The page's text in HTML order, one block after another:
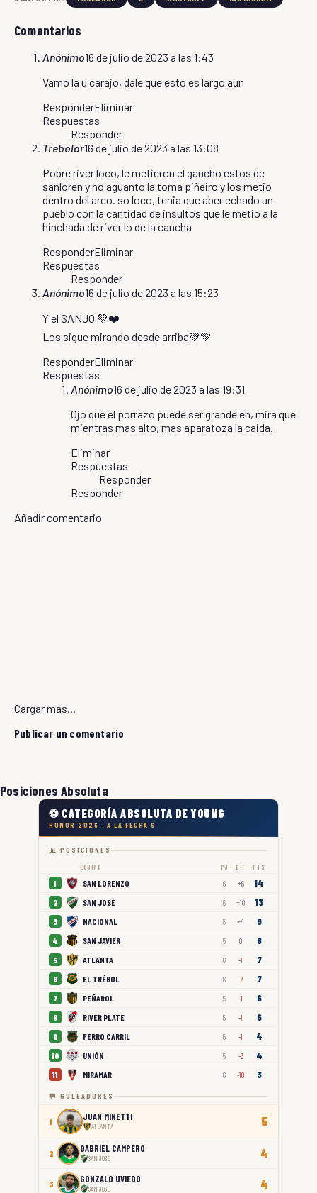
Comentarios
Anónimo16 de julio de 2023 a las 1:43
Vamo la u carajo, dale que esto es largo aun
ResponderEliminar
Respuestas
Responder
Trebolar16 de julio de 2023 a las 13:08
Pobre river loco, le metieron el gaucho estos de
sanloren y no aguanto la toma piñeiro y los metio
dentro del arco. so loco, tenia que aber echado un
pueblo con la cantidad de insultos que le metio a la
hinchada de river lo de la cancha
ResponderEliminar
Respuestas
Responder
Anónimo16 de julio de 2023 a las 15:23
Y el SANJO 💚❤️
Los sigue mirando desde arriba💚💚
ResponderEliminar
Respuestas
Anónimo16 de julio de 2023 a las 19:31
Ojo que el porrazo puede ser grande eh, mira que
mientras mas alto, mas aparatoza la caida.
Eliminar
Respuestas
Responder
Responder
Añadir comentario
Cargar más...
Publicar un comentario
Posiciones Absoluta
⚽ CATEGORÍA ABSOLUTA DE YOUNG
HONOR 2026 · A LA FECHA 6
📊 POSICIONES
EQUIPO PJ DIF PTS
1 SAN LORENZO 6 +6 14
2 SAN JOSÉ 6 +10 13
3 NACIONAL 5 +4 9
4 SAN JAVIER 5 0 8
5 ATLANTA 6 -1 7
6 EL TRÉBOL 6 -3 7
7 PEÑAROL 5 -1 6
8 RIVER PLATE 5 -1 6
9 FERRO CARRIL 5 -1 4
10 UNIÓN 5 -3 4
11 MIRAMAR 6 -10 3
🥅 GOLEADORES
1 JUAN MINETTI
ATLANTA 5
2 GABRIEL CAMPERO
SAN JOSÉ 4
3 GONZALO UVIEDO
SAN JOSÉ 4